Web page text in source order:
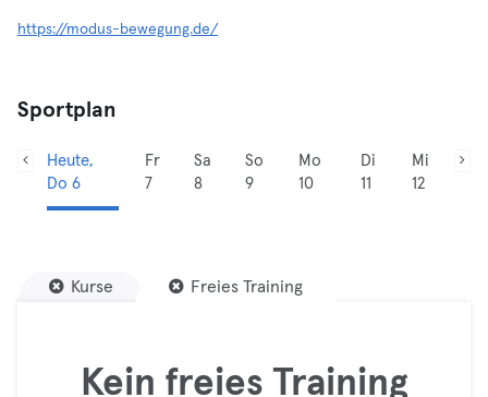
https://modus-bewegung.de/
Sportplan
Heute,
Do 6
Fr
7
Sa
8
So
9
Mo
10
Di
11
Mi
12
Kurse Freies Training
Kein freies Training